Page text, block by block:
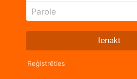
Parole
Ienākt
Reģistrēties